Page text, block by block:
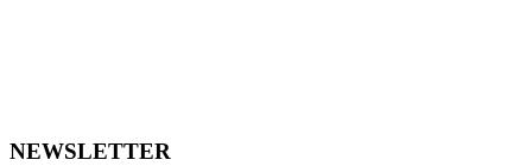
NEWSLETTER